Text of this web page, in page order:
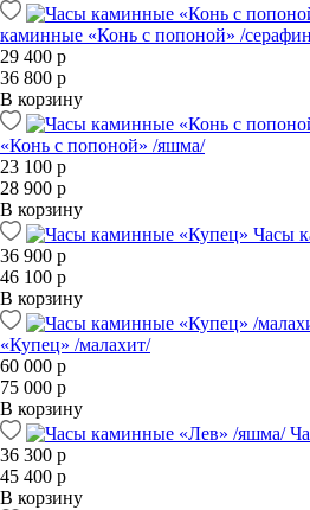
каминные «Конь с попоной» /
29 400 р
36 800 р
В корзину
«Конь с попоной» /яшма/
23 100 р
28 900 р
В корзину
Часы
36 900 р
46 100 р
В корзину
«Купец» /малахит/
60 000 р
75 000 р
В корзину
36 300 р
45 400 р
В корзину